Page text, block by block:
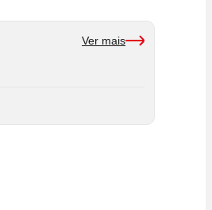
Ver mais